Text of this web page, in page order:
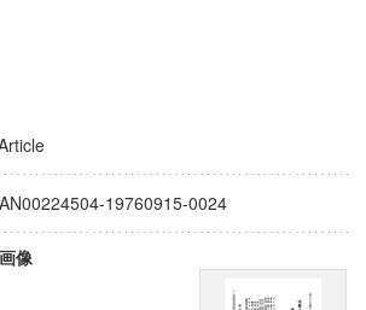
金研究成果報告書
ーディングプログラム「超成熟社会発展のサ
AN00224504-19760915-0024
画像